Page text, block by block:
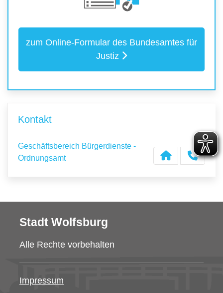
zum Online-Formular des Bundesamtes für
Justiz
Kontakt
Geschäftsbereich Bürgerdienste -
Ordnungsamt
Stadt Wolfsburg
Alle Rechte vorbehalten
Impressum